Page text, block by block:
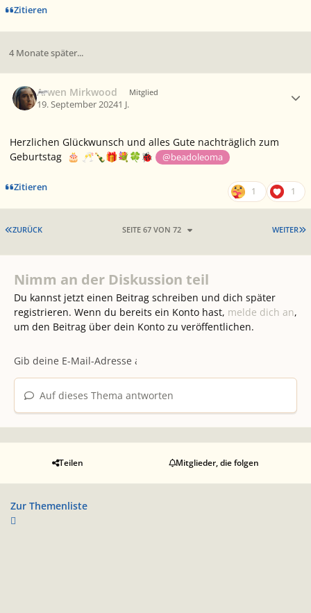
Zitieren
4 Monate später...
Arwen Mirkwood Mitglied
19. September 20241 J.
Herzlichen Glückwunsch und alles Gute nachträglich zum
Geburtstag
🎂 🥂🍾🎁💐🍀🐞 @beadoleoma
Zitieren 1 1
ERSTE SEITE
ZURÜCK WEITER
SEITE 67 VON 72
Nimm an der Diskussion teil
Du kannst jetzt einen Beitrag schreiben und dich später
registrieren. Wenn du bereits ein Konto hast, melde dich an,
um den Beitrag über dein Konto zu veröffentlichen.
Auf dieses Thema antworten
Teilen Mitglieder, die folgen
Zur Themenliste